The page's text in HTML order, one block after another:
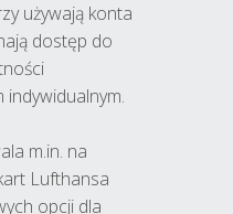
używają konta
dostęp do
m.in. na
Lufthansa
opcji dla